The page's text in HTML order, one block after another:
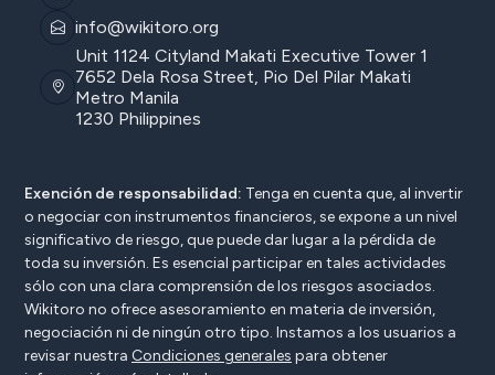
info@wikitoro.org
Unit 1124 Cityland Makati Executive Tower 1
7652 Dela Rosa Street, Pio Del Pilar Makati
Metro Manila
1230 Philippines
Exención de responsabilidad: Tenga en cuenta que, al invertir
o negociar con instrumentos financieros, se expone a un nivel
significativo de riesgo, que puede dar lugar a la pérdida de
toda su inversión. Es esencial participar en tales actividades
sólo con una clara comprensión de los riesgos asociados.
Wikitoro no ofrece asesoramiento en materia de inversión,
negociación ni de ningún otro tipo. Instamos a los usuarios a
revisar nuestra Condiciones generales para obtener